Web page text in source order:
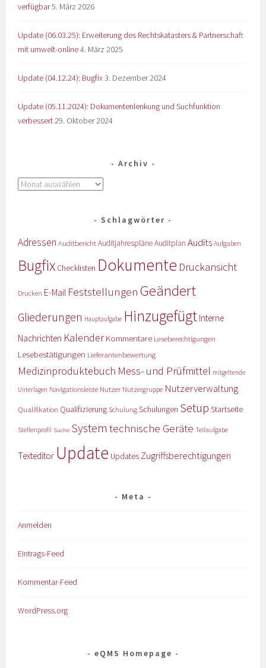
verfügbar5. März 2026
Update (06.03.25): Erweiterung des Rechtskatasters & Partnerschaft
mit umwelt-online4. März 2025
Update (04.12.24): Bugfix 3. Dezember 2024
Update (05.11.2024): Dokumentenlenkung und Suchfunktion
verbessert29. Oktober 2024
Archiv
Schlagwörter
Adressen AuditberichtAuditjahrespläneAuditplan Audits Aufgaben
Bugfix Checklisten Dokumente Druckansicht
Drucken E-Mail Feststellungen Geändert
Gliederungen Hauptaufgabe Hinzugefügt Interne
Nachrichten KalenderKommentare Leseberechtigungen
Lesebestätigungen Lieferantenbewertung
Medizinproduktebuch Mess- und Prüfmittel mitgeltende
Unterlagen Navigationsleiste Nutzer Nutzergruppe Nutzerverwaltung
Qualifikation Qualifizierung Schulung Schulungen Setup Startseite
Stellenprofil Suche System technische Geräte Teilaufgabe
Texteditor Update Updates Zugriffsberechtigungen
Meta
Anmelden
Eintrags-Feed
Kommentar-Feed
WordPress.org
eQMS Homepage